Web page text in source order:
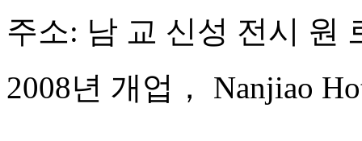
주소: 남 교 신성 전시 원
2008년 개업， Nanjiao